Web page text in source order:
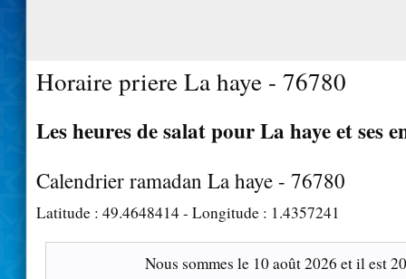
Horaire priere La haye - 76780
Les heures de salat pour La haye et ses
Calendrier ramadan La haye - 76780
Latitude : 49.4648414- Longitude : 1.4357241
Nous sommes le 10 août 2026 et il est